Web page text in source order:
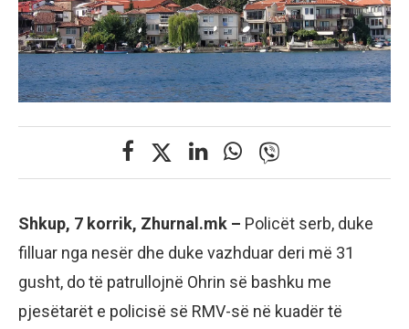
Shkup, 7 korrik, Zhurnal.mk – Policët serb, duke
filluar nga nesër dhe duke vazhduar deri më 31
gusht, do të patrullojnë Ohrin së bashku me
pjesëtarët e policisë së RMV-së në kuadër të